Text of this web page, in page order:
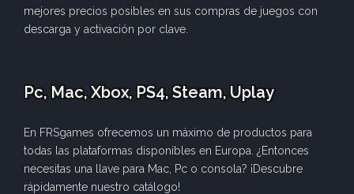
mejores precios posibles en sus compras de juegos con
descarga y activación por clave.
Pc, Mac, Xbox, PS4, Steam, Uplay
En FRSgames ofrecemos un máximo de productos para
todas las plataformas disponibles en Europa. ¿Entonces
necesitas una llave para Mac, Pc o consola? ¡Descubre
rápidamente nuestro catálogo!